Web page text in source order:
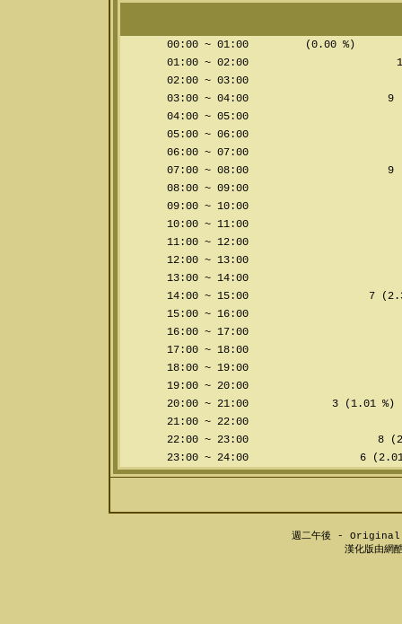
00:00 ~ 01:00
(0.00 %)
01:00 ~ 02:00
02:00 ~ 03:00
03:00 ~ 04:00
9
04:00 ~ 05:00
05:00 ~ 06:00
06:00 ~ 07:00
07:00 ~ 08:00
9
08:00 ~ 09:00
09:00 ~ 10:00
10:00 ~ 11:00
11:00 ~ 12:00
12:00 ~ 13:00
13:00 ~ 14:00
14:00 ~ 15:00
7
15:00 ~ 16:00
16:00 ~ 17:00
17:00 ~ 18:00
18:00 ~ 19:00
19:00 ~ 20:00
20:00 ~ 21:00
3 (1.01 %)
21:00 ~ 22:00
22:00 ~ 23:00
8
23:00 ~ 24:00
6
週二午後 -
漢化版由